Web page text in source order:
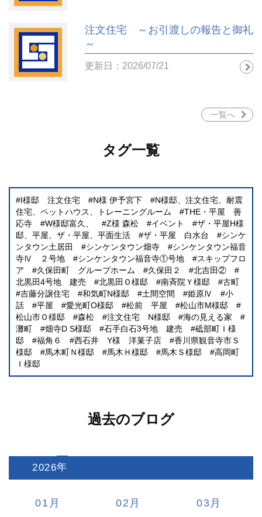
注文住宅 ～お引渡しの報告と御礼
～
更新日：2026/07/21
一覧へ
タグ一覧
I様邸 注文住宅 N様 伊予宮下
N様邸、注文住宅、耐震
住宅、ペットハウス、トレーニングルーム
THE・平屋 善
応寺
W様邸富久、 Z様 森松 イベント
ザ・平屋H様
邸、平屋、ザ・平屋、平面生活
ザ・平屋 白水台
シンケ
ンタウン土居田
シンケンタウン畑寺
シンケンタウン福音
寺Ⅳ ２号地
シンケンタウン福音寺①号地
スキップフロ
ア
久保田町 グループホーム 久保田２
北吉田②
北黒田4号地 建売
北黒田Ｏ様邸 南斉院Ｙ様邸
古町
吉藤分譲住宅
和気町N様邸 土間空間 姫原Ⅳ
小
話
平屋 愛光町O様邸 松前 平屋
松山市M様邸
松山市Ｏ様邸
森松 注文住宅 N様邸
海の見える家
灘町
畑寺D S様邸 石手白石3号地 建売
砥部町Ｉ様
邸
福角６ 西石井 Y様 洋菓子店
香川県観音寺市Ｓ
様邸
馬木町Ｎ様邸 馬木Ｈ様邸 馬木Ｓ様邸
高岡町
Ｉ様邸
過去のブログ
2026:
01 02 03